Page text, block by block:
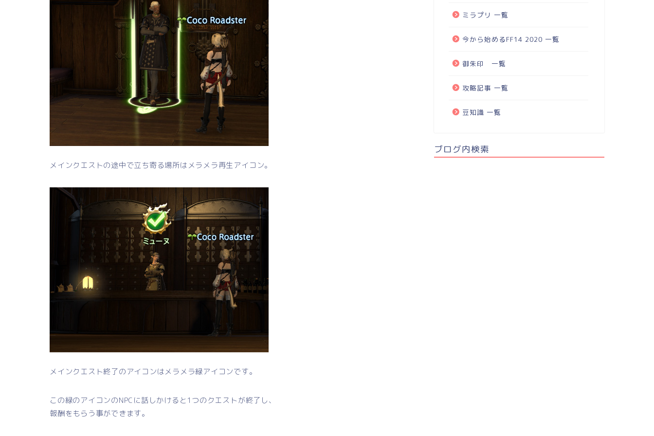
メインクエストの途中で立ち寄る場所はメラメラ再生アイコン。
メインクエスト終了のアイコンはメラメラ緑アイコンです。
この緑のアイコンのNPCに話しかけると1つのクエストが終了し、
報酬をもらう事ができます。
ミラプリ 一覧
今から始めるFF14 2020 一覧
御朱印 一覧
攻略記事 一覧
豆知識 一覧
ブログ内検索